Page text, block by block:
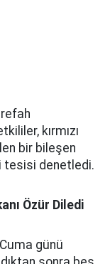
kırmızı
bir bileşen
tesisi denetledi.
Özür Diledi
günü